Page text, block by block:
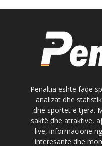
Penaltia është faqe
analizat dhe
dhe sportet e tjera.
saktë dhe atraktive,
live, informacione
interesante dhe